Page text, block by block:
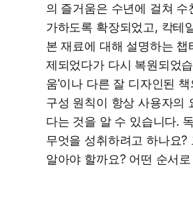
의 즐거움은 수년에 걸쳐 수
가하도록 확장되었고, 칵테
본 재료에 대해 설명하는
제되었다가 다시 복원되었
움'이나 다른 잘 디자인된
구성 원칙이 항상 사용자의
다는 것을 알 수 있습니다.
무엇을 성취하려고 하나요?
알아야 할까요? 어떤 순서